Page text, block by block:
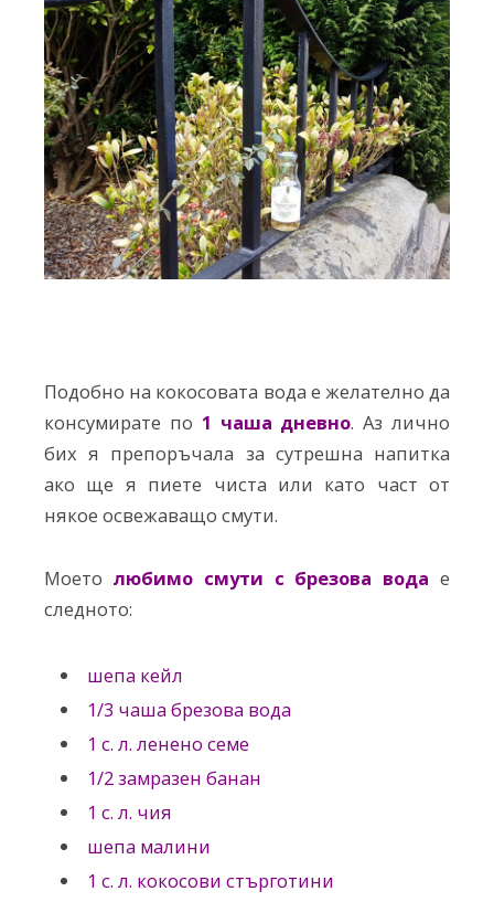
Подобно на кокосовата вода е желателно да
консумирате по 1 чаша дневно. Аз лично
бих я препоръчала за сутрешна напитка
ако ще я пиете чиста или като част от
някое освежаващо смути.
Моето любимо смути с брезова вода е
следното:
шепа кейл
1/3 чаша брезова вода
1 с. л. ленено семе
1/2 замразен банан
1 с. л. чия
шепа малини
1 с. л. кокосови стърготини